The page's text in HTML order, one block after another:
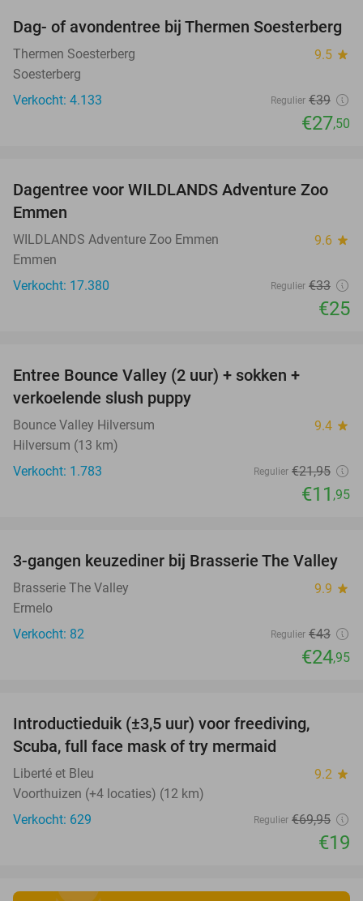
29%
Dag- of avondentree bij Thermen Soesterberg
Thermen Soesterberg 9.5 star
Soesterberg
Verkocht: 4.133
Regulier €39
€27,50
24%
Dagentree voor WILDLANDS Adventure Zoo
Emmen
WILDLANDS Adventure Zoo Emmen 9.6 star
Emmen
Verkocht: 17.380
Regulier €33
€25
Entree Bounce Valley (2 uur) + sokken +
verkoelende slush puppy
Bounce Valley Hilversum 9.4 star
Hilversum (13 km)
Verkocht: 1.783
Regulier €21,95
€11 ,95
42%
3-gangen keuzediner bij Brasserie The Valley
Brasserie The Valley 9.9 star
Ermelo
Verkocht: 82
Regulier €43
€24,95
Introductieduik (±3,5 uur) voor freediving,
Scuba, full face mask of try mermaid
Liberté et Bleu 9.2 star
Voorthuizen (+4 locaties) (12 km)
Verkocht: 629
Regulier €69,95
€19